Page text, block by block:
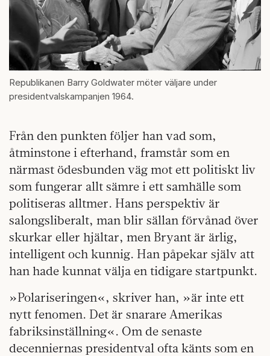
Republikanen Barry Goldwater möter väljare under
presidentvalskampanjen 1964.
Från den punkten följer han vad som,
åtminstone i efterhand, framstår som en
närmast ödesbunden väg mot ett politiskt liv
som fungerar allt sämre i ett samhälle som
politiseras alltmer. Hans perspektiv är
salongsliberalt, man blir sällan förvånad över
skurkar eller hjältar, men Bryant är ärlig,
intelligent och kunnig. Han påpekar själv att
han hade kunnat välja en tidigare startpunkt.
»Polariseringen«, skriver han, »är inte ett
nytt fenomen. Det är snarare Amerikas
fabriksinställning«. Om de senaste
decenniernas presidentval ofta känts som en